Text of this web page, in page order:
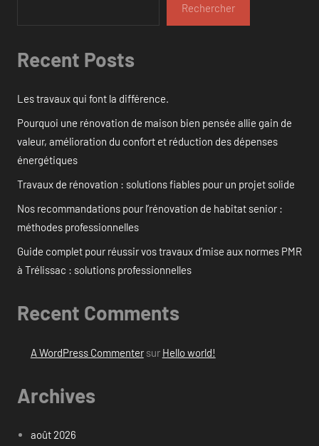
Rechercher
Recent Posts
Les travaux qui font la différence.
Pourquoi une rénovation de maison bien pensée allie gain de
valeur, amélioration du confort et réduction des dépenses
énergétiques
Travaux de rénovation : solutions fiables pour un projet solide
Nos recommandations pour l’rénovation de habitat senior :
méthodes professionnelles
Guide complet pour réussir vos travaux d’mise aux normes PMR
à Trélissac : solutions professionnelles
Recent Comments
A WordPress Commentersur Hello world!
Archives
août 2026